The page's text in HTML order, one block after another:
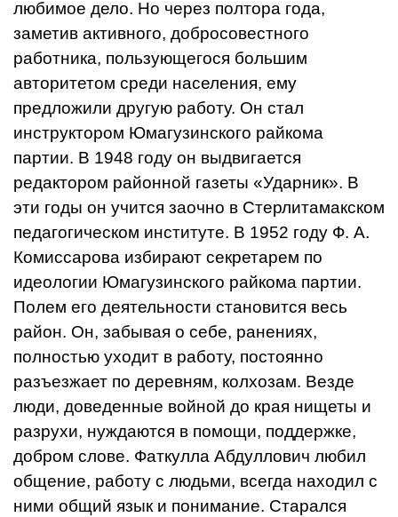
любимое дело. Но через полтора года,
заметив активного, добросове­стного
работника, пользующегося большим
авторитетом среди насе­ления, ему
предложили другую ра­боту. Он стал
инструктором Юмагузинского райкома
партии. В 1948 году он выдвигается
редактором районной газеты «Ударник». В
эти годы он учится заочно в Стерлита­макском
педагогическом институте. В 1952 году Ф. А.
Комиссарова из­бирают секретарем по
идеологии Юмагузинского райкома партии.
Полем его деятельности становит­ся весь
район. Он, забывая о себе, ранениях,
полностью уходит в рабо­ту, постоянно
разъезжает по дерев­ням, колхозам. Везде
люди, доведен­ные войной до края нищеты и
раз­рухи, нуждаются в помощи, поддер­жке,
добром слове. Фаткулла Абдул­лович любил
общение, работу с людьми, всегда находил с
ними об­щий язык и понимание. Старался